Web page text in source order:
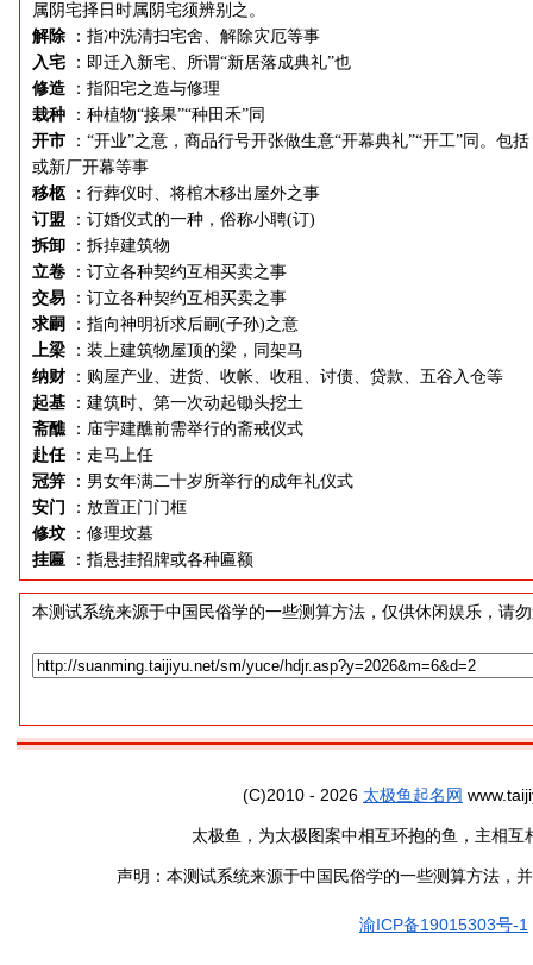
属阴宅择日时属阴宅须辨别之。
解除
：指冲洗清扫宅舍、解除灾厄等事
入宅
：即迁入新宅、所谓“新居落成典礼”也
修造
：指阳宅之造与修理
栽种
：种植物“接果”“种田禾”同
开市
：“开业”之意，商品行号开张做生意“开幕典礼”“开工”同。
或新厂开幕等事
移柩
：行葬仪时、将棺木移出屋外之事
订盟
：订婚仪式的一种，俗称小聘(订)
拆卸
：拆掉建筑物
立卷
：订立各种契约互相买卖之事
交易
：订立各种契约互相买卖之事
求嗣
：指向神明祈求后嗣(子孙)之意
上梁
：装上建筑物屋顶的梁，同架马
纳财
：购屋产业、进货、收帐、收租、讨债、贷款、五谷入仓等
起基
：建筑时、第一次动起锄头挖土
斋醮 ：庙宇建醮前需举行的斋戒仪式
赴任 ：走马上任
冠笄
：男女年满二十岁所举行的成年礼仪式
安门
：放置正门门框
修坟
：修理坟墓
挂匾
：指悬挂招牌或各种匾额
本测试系统来源于中国民俗学的一些测算方法，仅供休闲娱乐，请
(C)2010 - 2026 太极鱼起名网
太极鱼，为太极图案中相互环抱的鱼，主相
声明：本测试系统来源于中国民俗学的一些测算方法，
渝ICP备19015303号-1